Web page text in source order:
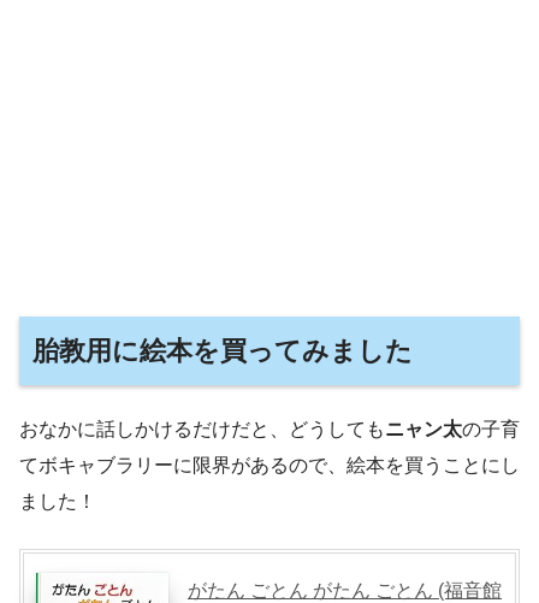
胎教用に絵本を買ってみました
おなかに話しかけるだけだと、どうしてもニャン太の子育
てボキャブラリーに限界があるので、絵本を買うことにし
ました！
がたん ごとん がたん ごとん (福音館